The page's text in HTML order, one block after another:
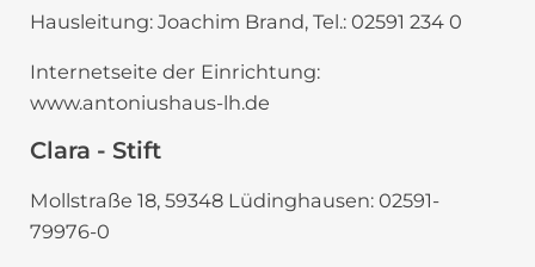
Hausleitung: Joachim Brand, Tel.: 02591 234 0
Internetseite der Einrichtung:
www.antoniushaus-lh.de
Clara - Stift
Mollstraße 18, 59348 Lüdinghausen: 02591-
79976-0